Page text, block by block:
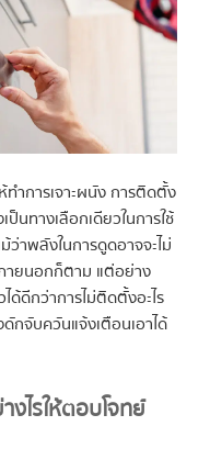
ำการเจาะผนัง การติดตั้ง
นทางเลือกเดียวในการใช้
าพลังในการดูดอาจจะไม่
ายนอกก็ตาม แต่อย่าง
ด้ดีกว่าการไม่ติดตั้งอะไร
ดักจับควันแจ้งเตือนเอาได้
ไรให้ตอบโจทย์